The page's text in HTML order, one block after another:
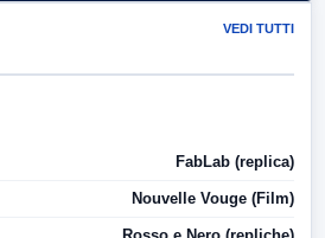
VEDI TUTTI
FabLab (replica)
Nouvelle Vouge (Film)